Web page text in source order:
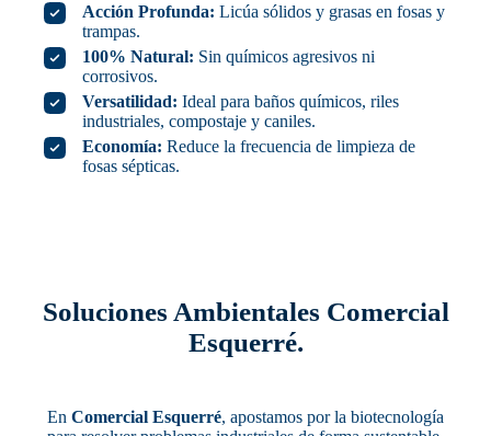
Acción Profunda: Licúa sólidos y grasas en fosas y
trampas.
100% Natural: Sin químicos agresivos ni
corrosivos.
Versatilidad: Ideal para baños químicos, riles
industriales, compostaje y caniles.
Economía: Reduce la frecuencia de limpieza de
fosas sépticas.
Soluciones Ambientales Comercial
Esquerré.
En Comercial Esquerré, apostamos por la biotecnología